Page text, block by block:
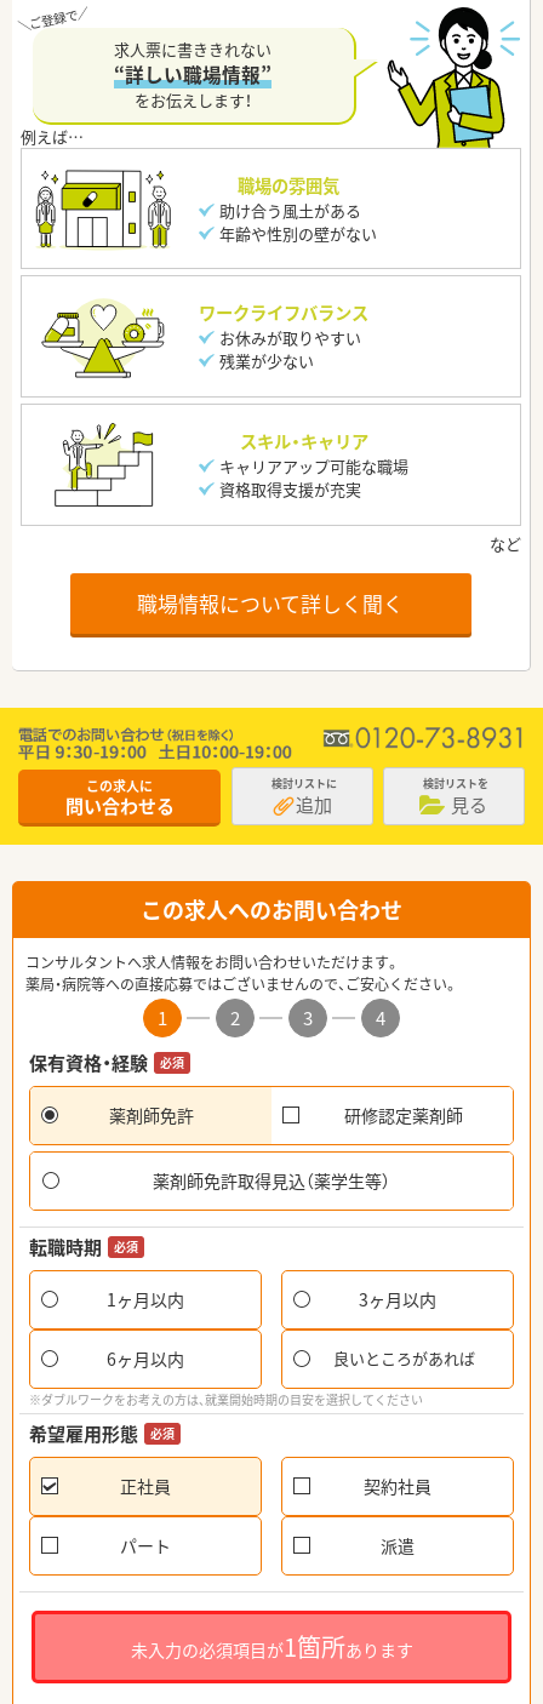
求人票に書ききれない
“詳しい職場情報”
をお伝えします！
職場の雰囲気
助け合う風土がある
年齢や性別の壁がない
ワークライフバランス
お休みが取りやすい
残業が少ない
スキル・キャリア
キャリアアップ可能な職場
資格取得支援が充実
職場情報について詳しく聞く
この求人に
問い合わせる
検討リストに
追加
検討リストを
見る
この求人へのお問い合わせ
コンサルタントへ求人情報をお問い合わせいただけます。
薬局・病院等への直接応募ではございませんので、ご安心ください。
1 2 3
4
保有資格・経験
必須
薬剤師免許 研修認定薬剤師
薬剤師免許取得見込（薬学生等）
転職時期 必須
1ヶ月以内 3ヶ月以内
6ヶ月以内 良いところがあれば
※ダブルワークをお考えの方は、就業開始時期の目安を選択してください
希望雇用形態 必須
正社員 契約社員
パート 派遣
未入力の必須項目が1箇所あります